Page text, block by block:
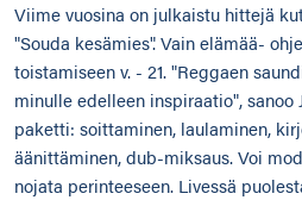
Viime vuosina on julkaistu hittejä
"Souda kesämies". Vain elämää-
toistamiseen v. - 21. "Reggaen
minulle edelleen inspiraatio",
paketti: soittaminen, laulaminen,
äänittäminen, dub-miksaus. Voi
nojata perinteeseen. Livessä